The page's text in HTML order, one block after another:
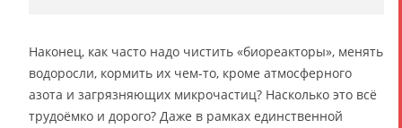
Наконец, как часто надо чистить «биореакторы», менять
водоросли, кормить их чем-то, кроме атмосферного
азота и загрязняющих микрочастиц? Насколько это всё
трудоёмко и дорого? Даже в рамках единственной